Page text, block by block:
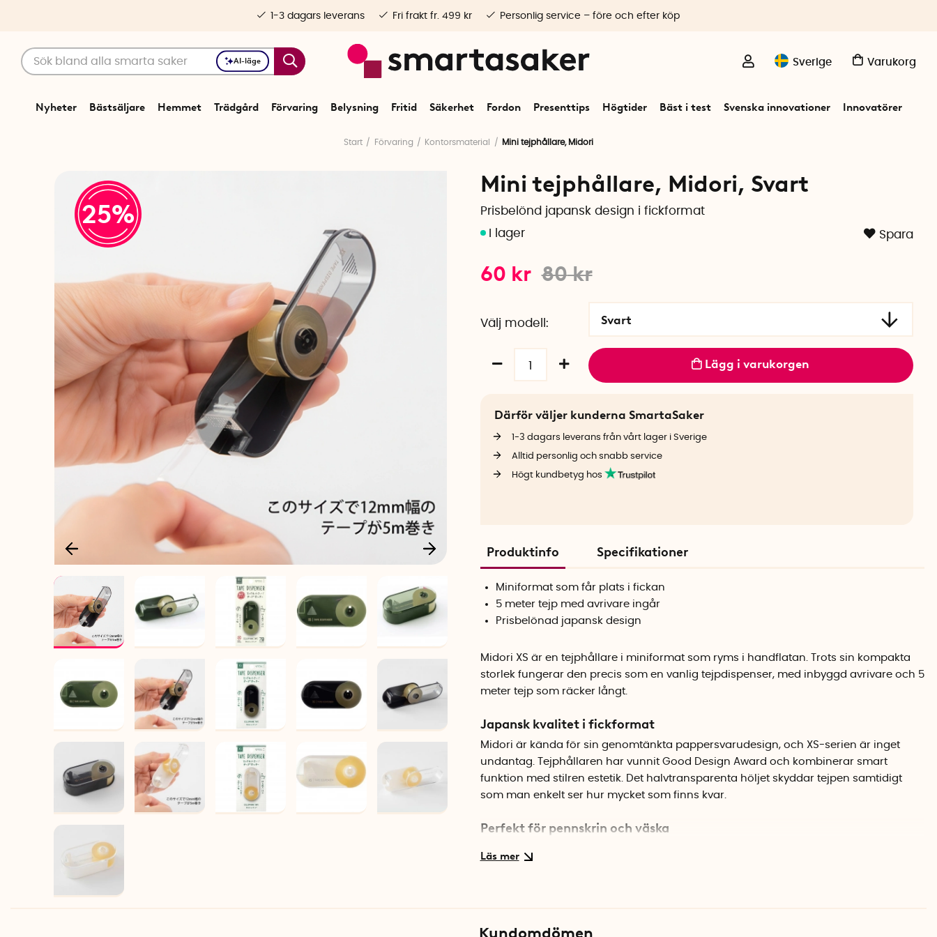
AI-läge Sverige Varukorg
Nyheter Bästsäljare Hemmet Trädgård Förvaring Belysning Fritid Säkerhet Fordon Presenttips Högtider Bäst i test Svenska innovationer Innovatörer
1-3 dagars leverans Fri frakt fr. 499 kr Personlig service – före och efter köp
Start Förvaring Kontorsmaterial Mini tejphållare, Midori
25
Mini tejphållare, Midori, Svart
Prisbelönd japansk design i fickformat
Spara
80kr
60 kr
Välj modell Svart
Lägg i varukorgen
Därför väljer kunderna SmartaSaker
1-3 dagars leverans från vårt lager i Sverige
Alltid personlig och snabb service
Högt kundbetyg hos
Produktinfo Specifikationer
Miniformat som får plats i fickan
5 meter tejp med avrivare ingår
Prisbelönad japansk design
Midori XS är en tejphållare i miniformat som ryms i handflatan. Trots sin kompakta
storlek fungerar den precis som en vanlig tejpdispenser, med inbyggd avrivare och 5
meter tejp som räcker långt.
Japansk kvalitet i fickformat
Midori är kända för sin genomtänkta pappersvarudesign, och XS-serien är inget
undantag. Tejphållaren har vunnit Good Design Award och kombinerar smart
funktion med stilren estetik. Det halvtransparenta höljet skyddar tejpen samtidigt
som man enkelt ser hur mycket som finns kvar.
Perfekt för pennskrin och väska
Specifikationer
Kundomdömen